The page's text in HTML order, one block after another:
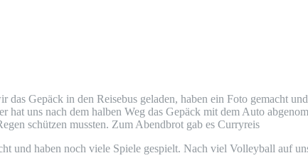
Gepäck in den Rei­se­bus gela­den, haben ein Foto gemacht
uns nach dem hal­ben Weg das Gepäck mit dem Auto
schüt­zen muss­ten. Zum Abend­brot gab es Curryreis
und haben noch vie­le Spie­le gespielt. Nach viel Vol­ley­ball auf